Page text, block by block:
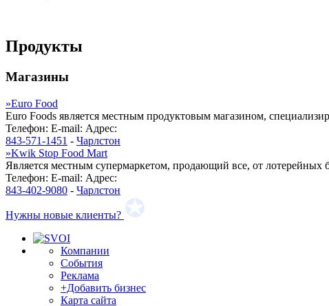
Продукты
Магазины
»Euro Food
Euro Foods является местным продуктовым магазином,
Телефон: E-mail: Адрес:
843-571-1451 - Чарлстон
»Kwik Stop Food Mart
Является местным супермаркетом, продающий все, от лотерейных
Телефон: E-mail: Адрес:
843-402-9080 - Чарлстон
Нужны новые клиенты?
Компании
События
Реклама
+Добавить бизнес
Карта сайта